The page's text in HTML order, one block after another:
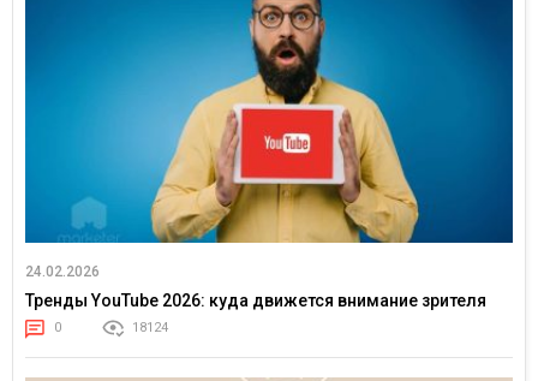
24.02.2026
Тренды YouTube 2026: куда движется внимание зрителя
0 18124